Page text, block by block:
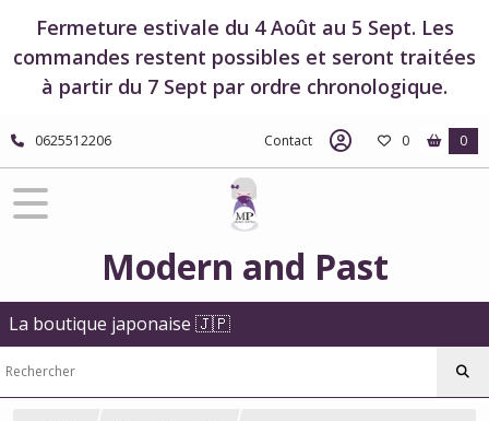
Fermeture estivale du 4 Août au 5 Sept. Les
commandes restent possibles et seront traitées
à partir du 7 Sept par ordre chronologique.
0625512206 Contact 0 0
Modern and Past
La boutique japonaise 🇯🇵